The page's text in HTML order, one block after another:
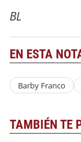
BL
EN ESTA
Barby Franco
TAMBIÉN TE